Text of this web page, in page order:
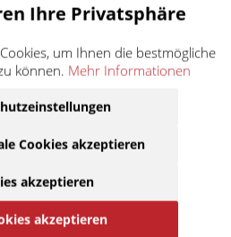
1994
Ihre Privatsphäre
um Ihnen die bestmögliche
können. Mehr Informationen
Cookies akzeptieren
akzeptieren
akzeptieren